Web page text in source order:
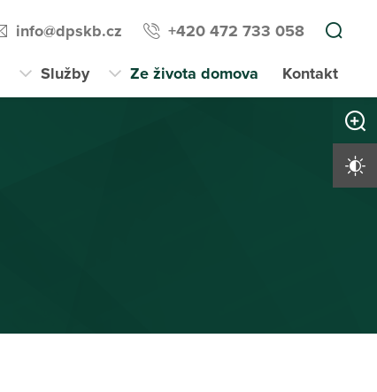
info@dpskb.cz +420 472 733 058
Služby Ze života domova Kontakt